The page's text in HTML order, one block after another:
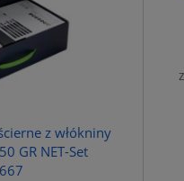
z włókniny
GR NET-Set